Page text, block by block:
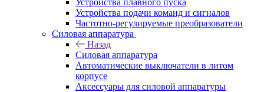
Устройства плавного пуска
Устройства подачи команд и сигналов
Частотно-регулируемые преобразователи
Силовая аппаратура
Назад
Силовая аппаратура
Автоматические выключатели в литом
корпусе
Аксессуары для силовой аппаратуры